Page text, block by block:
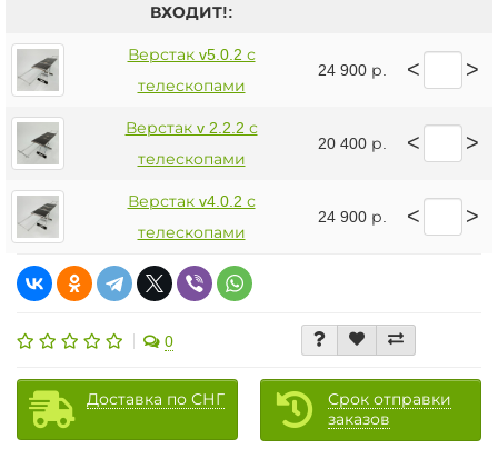
ВХОДИТ!:
Верстак v5.0.2 с
телескопами
24 900 р. < >
Верстак v 2.2.2 с
телескопами
20 400 р. < >
Верстак v4.0.2 с
телескопами
24 900 р. < >
0
Доставка по СНГ
Срок отправки
заказов